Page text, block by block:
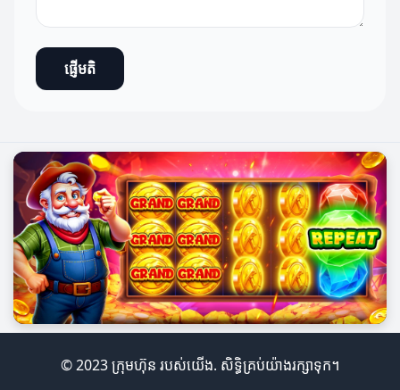
ផ្ញើមតិ
© 2023 ក្រុមហ៊ុន របស់យើង. សិទ្ធិគ្រប់យ៉ាងរក្សាទុក។